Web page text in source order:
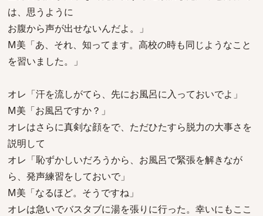
は、思うように
お腹から声が出せないんだよ。」
M美「あ、それ、知ってます。高校の時も同じようなこと
を習いました。」
オレ「汗を流しがてら、先にお風呂に入っておいでよ」
M美「お風呂ですか？」
オレはさらに真剣な顔をで、ただひたすら脱力の大事さを
説明して
オレ「恥ずかしいだろうから、お風呂で緊張を解きなが
ら、発声練習をしておいで」
M美「なるほど。そうですね」
オレは急いでバスタブに湯を張りに行った。幸いにもここ